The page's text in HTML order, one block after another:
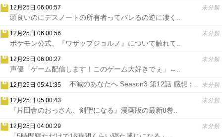
12月25日 06:00:57 未分類
頭良いのにデスノートの所有者ってバレるの逆に凄く..
12月25日 06:00:56 未分類
ポケモン公式、『ワザップジョルノ』について触れて..
12月25日 06:00:27 未分類
声優「ゲーム配信します！このゲーム大好きでぇ」←..
12月25日 05:41:35 未分類
不滅のあなたへ Season3 第12話 感想：..
12月25日 05:00:43 未分類
『片田舎のおっさん、剣聖になる』漫画版の最新8巻..
12月25日 04:00:29 未分類